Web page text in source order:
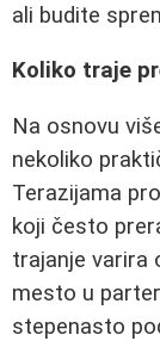
ali budite
Koliko traje
Na osnovu
nekoliko
Terazijama
koji često
trajanje varira
mesto u
stepenasto